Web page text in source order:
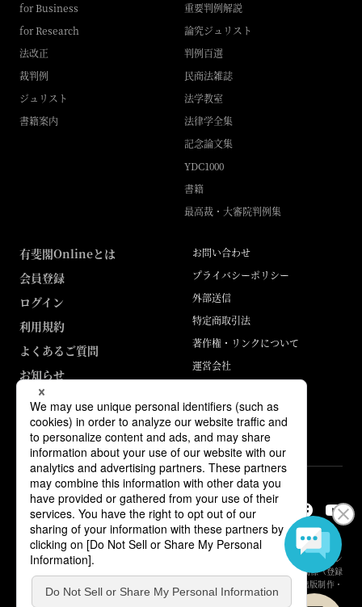
for Business
for Research
法改正
裁判例
ジュリスト
書籍案内
重要判例解説
論究ジュリスト
判例百選
民商法雑誌
法学教室
法律学全集
記念論文集
YDC1000
書籍
最高裁・大審院判例集
有斐閣Onlineとは
会員登録
ログイン
利用規約
よくあるご質問
お知らせ
お問い合わせ
プライバシーポリシー
外部送信
特定商取引法
著作権・リンクについて
運営会社
ABJマークは、この電子書店・電子書籍配信サービスが、著作権者からコン
テンツ使用許諾を得た正規版配信サービスであることを示す登録商標（登録
番号 第6091713号）です。詳しくは［ABJマーク］または［電子出版制作・
流通協議会］で検索してください。